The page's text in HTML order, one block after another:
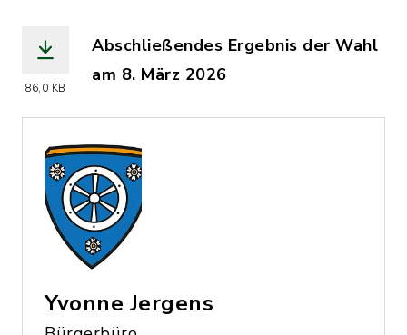
86,0 KB
Abschließendes Ergebnis der Wahl
am 8. März 2026
Yvonne Jergens